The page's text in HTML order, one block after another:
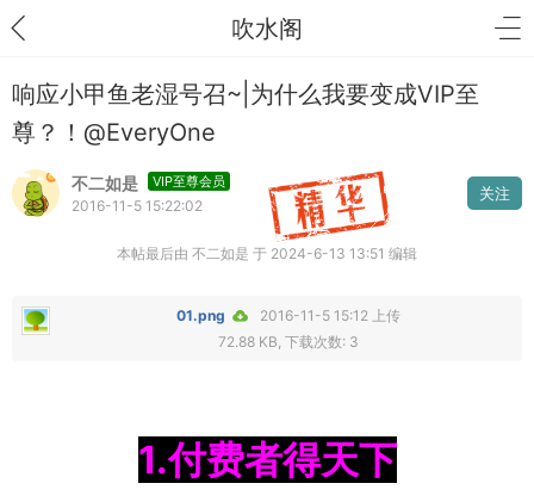
吹水阁
响应小甲鱼老湿号召~|为什么我要变成VIP至
尊？！@EveryOne
不二如是 VIP至尊会员
2016-11-5 15:22:02
关注
本帖最后由 不二如是 于 2024-6-13 13:51 编辑
01.png
2016-11-5 15:12 上传
72.88 KB, 下载次数: 3
1.付费者得天下